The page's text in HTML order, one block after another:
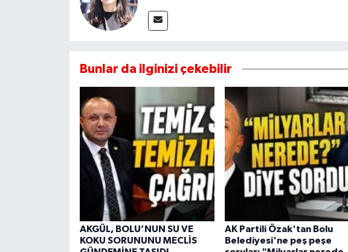
Bunlar da ilginizi çekebilir
AKGÜL, BOLU’NUN SU VE
KOKU SORUNUNU MECLİS
AK Partili Özak'tan Bolu
Belediyesi'ne peş peşe